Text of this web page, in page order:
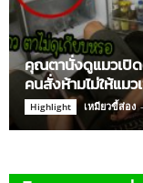
คุณตานั่งดูแมวเปิ
คนสั่งห้ามไม่ให้แมว
Highlight เหมียวขี้ส่อง -